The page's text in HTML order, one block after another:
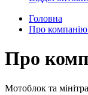
Головна
Про
Про
Мотоблок та